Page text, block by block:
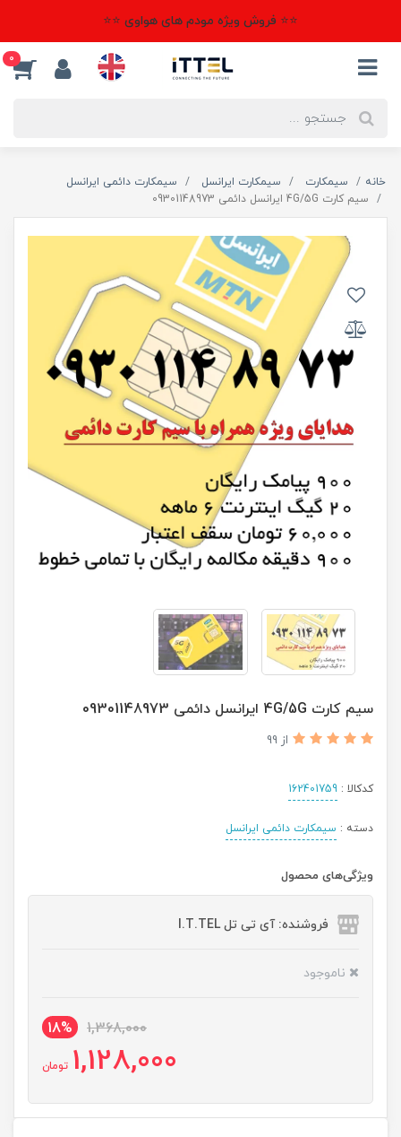
⭐⭐ فروش ویژه مودم های هواوی ⭐⭐
0
خانه سیمکارت سیمکارت ایرانسل
سیمکارت دائمی ایرانسل
سیم کارت 4G/5G ایرانسل دائمی 09301148973
سیم کارت 4G/5G ایرانسل دائمی 09301148973
از 99
کدکالا : 162401759
دسته : سیمکارت دائمی ایرانسل
ویژگی‌های محصول
فروشنده: آی تی تل I.T.TEL
ناموجود
1,368,000
18%
1,128,000 تومان